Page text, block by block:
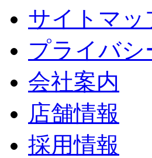
サイトマッ
プライバシ
会社案内
店舗情報
採用情報